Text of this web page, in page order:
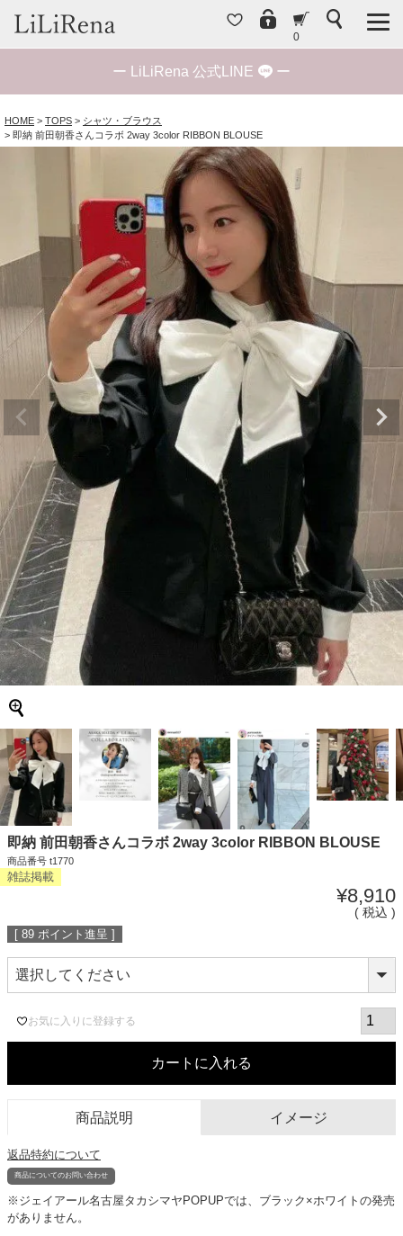
0
ー LiLiRena 公式LINE ー
HOME TOPS
シャツ・ブラウス
即納 前田朝香さんコラボ 2way 3color RIBBON BLOUSE
即納 前田朝香さんコラボ 2way 3color RIBBON BLOUSE
商品番号 t1770
雑誌掲載
¥8,910
税込
[ 89 ポイント進呈 ]
お気に入りに登録する
カートに入れる
商品説明 イメージ
返品特約について
商品についてのお問い合わせ
※ジェイアール名古屋タカシマヤPOPUPでは、ブラック×ホワイトの発売
がありません。